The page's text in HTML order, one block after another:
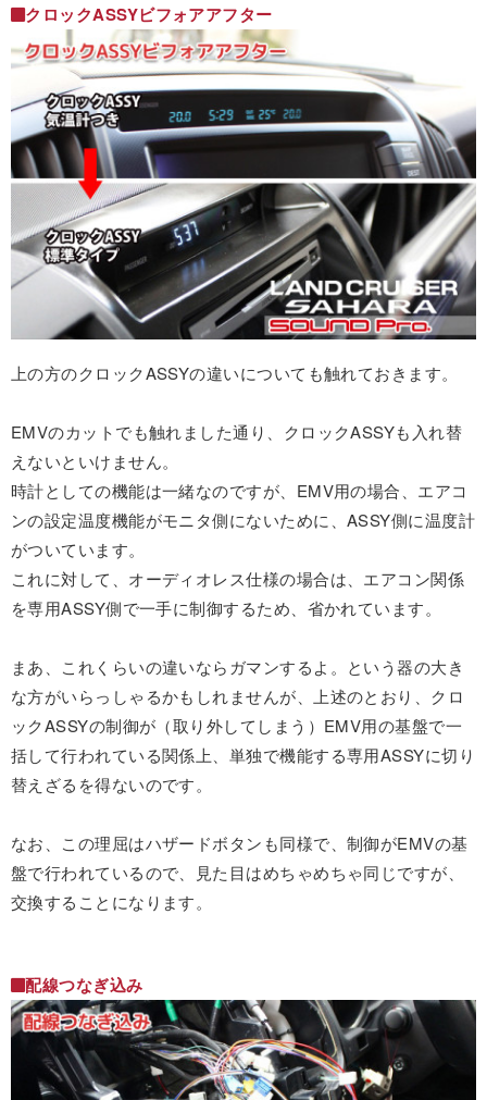
クロックASSYビフォアアフター
上の方のクロックASSYの違いについても触れておきます。
EMVのカットでも触れました通り、クロックASSYも入れ替
えないといけません。
時計としての機能は一緒なのですが、EMV用の場合、エアコ
ンの設定温度機能がモニタ側にないために、ASSY側に温度計
がついています。
これに対して、オーディオレス仕様の場合は、エアコン関係
を専用ASSY側で一手に制御するため、省かれています。
まあ、これくらいの違いならガマンするよ。という器の大き
な方がいらっしゃるかもしれませんが、上述のとおり、クロ
ックASSYの制御が（取り外してしまう）EMV用の基盤で一
括して行われている関係上、単独で機能する専用ASSYに切り
替えざるを得ないのです。
なお、この理屈はハザードボタンも同様で、制御がEMVの基
盤で行われているので、見た目はめちゃめちゃ同じですが、
交換することになります。
配線つなぎ込み